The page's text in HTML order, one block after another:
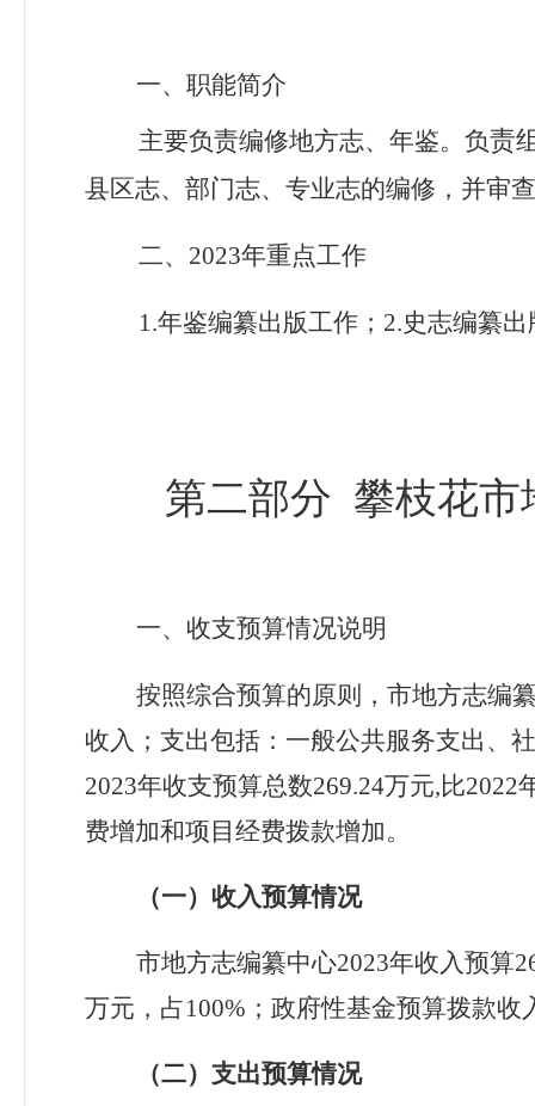
一、职能简介
主要负责编修地方志、年鉴。负责
县区志、部门志、专业志的编修，并审
二、 2023年重点工作
1.年鉴编纂出版工作； 2.史志编纂
第二部分 攀枝花市
一、收支预算情况说明
按照综合预算的原则， 市地方志编
收入；支出包括：一般公共服务支出、
2023年收支预算总数269.24万元,比2022
费增加和项目经费拨款增加。
（一）收入预算情况
市地方志编纂中心2023年收入预算
万元，占100% ；政府性基金预算拨款收
（二）支出预算情况